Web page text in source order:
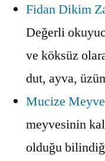
Fidan Dikim
Değerli
ve köksüz
dut, ayva,
Mucize
meyvesinin
olduğu